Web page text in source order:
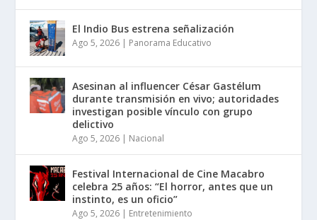
El Indio Bus estrena señalización
Ago 5, 2026 | Panorama Educativo
Asesinan al influencer César Gastélum
durante transmisión en vivo; autoridades
investigan posible vínculo con grupo
delictivo
Ago 5, 2026 | Nacional
Festival Internacional de Cine Macabro
celebra 25 años: “El horror, antes que un
instinto, es un oficio”
Ago 5, 2026 | Entretenimiento